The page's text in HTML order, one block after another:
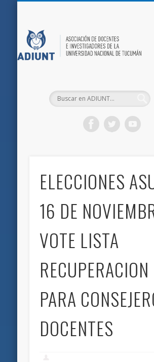
ELECCIONES
16 DE
VOTE LISTA
RECUPERACION
PARA
DOCENTES